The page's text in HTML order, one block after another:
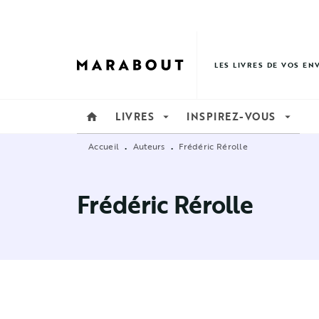
LES LIVRES DE VOS
home LIVRES arrow_drop_down INSPIREZ-VOUS arrow_drop_down
Accueil • Auteurs • Frédéric Rérolle
Frédéric Rérolle